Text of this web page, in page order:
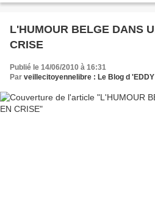
L'HUMOUR BELGE DANS
CRISE
Publié le 14/06/2010 à 16:31
Par veillecitoyennelibre : Le Blog d 'EDDY